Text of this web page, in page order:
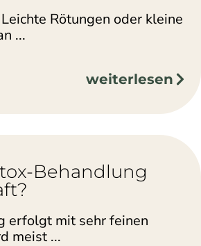
Rötungen oder kleine
...
weiterlesen
Behandlung
erfolgt mit sehr feinen
meist ...